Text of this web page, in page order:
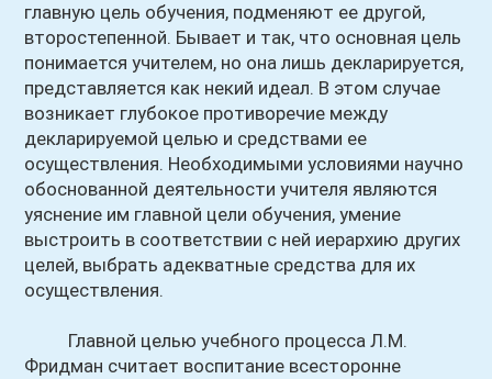
главную цель обучения, подменяют ее другой,
второстепенной. Бывает и так, что основная цель
понимается учителем, но она лишь декларируется,
представляется как некий идеал. В этом случае
возникает глубокое противоречие между
декларируемой целью и средствами ее
осуществления. Необходимыми условиями научно
обоснованной деятельности учителя являются
уяснение им главной цели обучения, умение
выстроить в соответствии с ней иерархию других
целей, выбрать адекватные средства для их
осуществления.
Главной целью учебного процесса Л.М.
Фридман считает воспитание всесторонне